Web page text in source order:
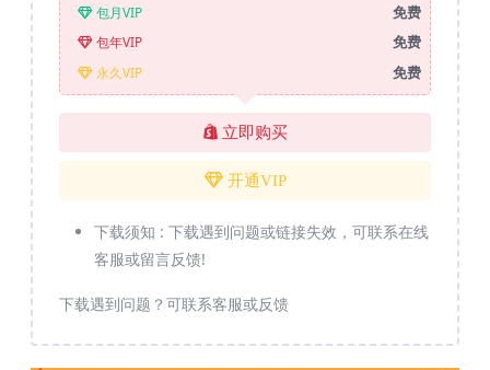
包月VIP 免费
包年VIP 免费
永久VIP 免费
立即购买
开通VIP
下载须知 : 下载遇到问题或链接失效，可联系在线
客服或留言反馈!
下载遇到问题？可联系客服或反馈